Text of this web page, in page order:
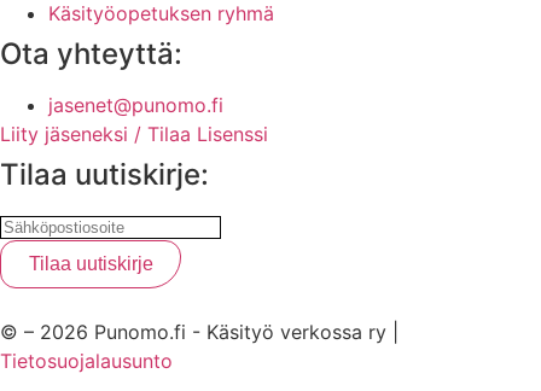
Käsityöopetuksen ryhmä
Ota yhteyttä:
jasenet@punomo.fi
Liity jäseneksi / Tilaa Lisenssi
Tilaa uutiskirje:
© – 2026 Punomo.fi - Käsityö verkossa ry |
Tietosuojalausunto